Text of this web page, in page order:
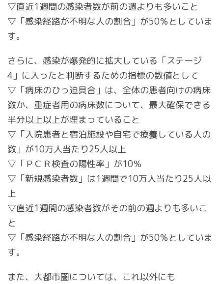
▽直近1週間の感染者数が前の週よりも多いこと
▽「感染経路が不明な人の割合」が50％としていま
す。
さらに、感染が爆発的に拡大している「ステージ
4」に入ったと判断するための指標の数値として
▽「病床のひっ迫具合」は、全体の患者向けの病床
数か、重症者用の病床数について、最大確保できる
半分以上以上が埋まっていること
▽「入院患者と宿泊施設や自宅で療養している人の
数」が10万人当たり25人以上
▽「ＰＣＲ検査の陽性率」が10％
▽「新規感染者数」は1週間で10万人当たり25人以
上
▽直近1週間の感染者数がその前の週よりも多いこ
と
▽「感染経路が不明な人の割合」が50％としていま
す。
また、大都市圏については、これ以外にも